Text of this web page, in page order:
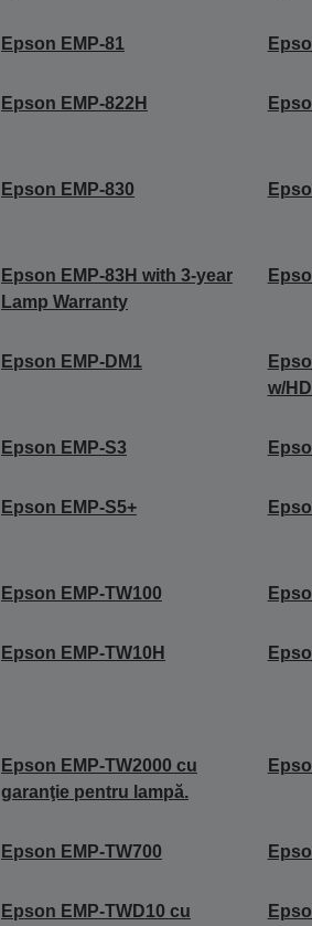
Epson EMP-81
Epson EMP-822H
Epson EMP-830
Epson EMP-83H with 3-year
Lamp Warranty
Epson EMP-DM1
w/
Epson EMP-S3
Epson EMP-S5+
Epson EMP-TW100
Epson EMP-TW10H
Epson EMP-TW2000 cu
garanţie pentru lampă.
Epson EMP-TW700
Epson EMP-TWD10 cu